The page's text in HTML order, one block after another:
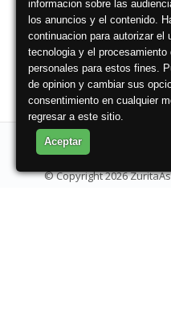
© Copyright 2026
informacion sobre las
los anuncios y el contenido.
continuacion para autorizar el
tecnologia y el procesamiento
personales para estos fines.
de opinion y cambiar sus
consentimiento en cualquier
regresar a este sitio.
Aceptar